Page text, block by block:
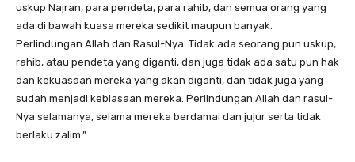
uskup Najran, para pendeta, para rahib, dan semua orang yang
ada di bawah kuasa mereka sedikit maupun banyak.
Perlindungan Allah dan Rasul-Nya. Tidak ada seorang pun uskup,
rahib, atau pendeta yang diganti, dan juga tidak ada satu pun hak
dan kekuasaan mereka yang akan diganti, dan tidak juga yang
sudah menjadi kebiasaan mereka. Perlindungan Allah dan rasul-
Nya selamanya, selama mereka berdamai dan jujur serta tidak
berlaku zalim.”